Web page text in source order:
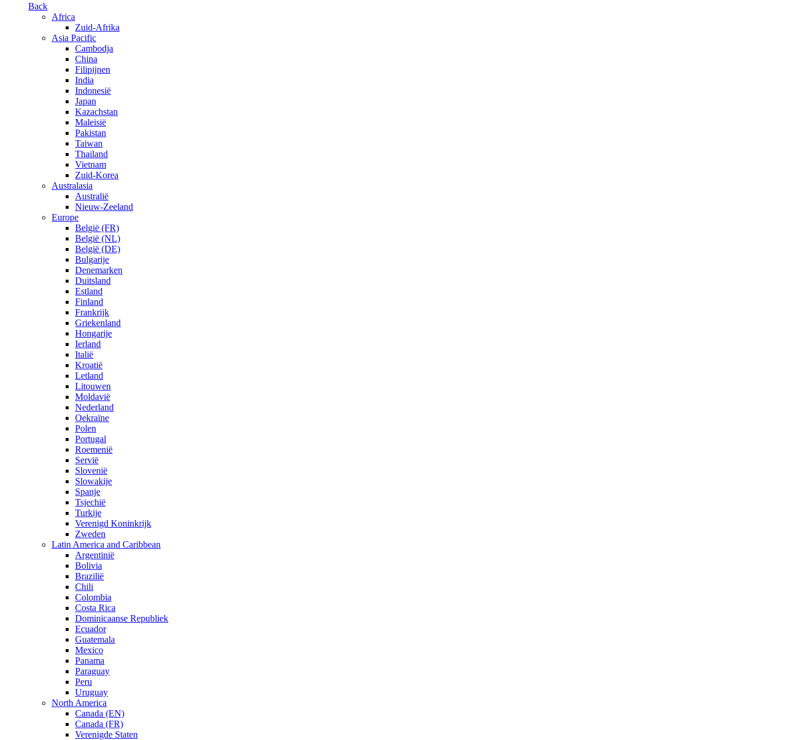
Back
Africa
Zuid-Afrika
Asia Pacific
Cambodja
China
Filipijnen
India
Indonesië
Japan
Kazachstan
Maleisië
Pakistan
Taiwan
Thailand
Vietnam
Zuid-Korea
Australasia
Australië
Nieuw-Zeeland
Europe
België (FR)
België (NL)
België (DE)
Bulgarije
Denemarken
Duitsland
Estland
Finland
Frankrijk
Griekenland
Hongarije
Ierland
Italië
Kroatië
Letland
Litouwen
Moldavië
Nederland
Oekraïne
Polen
Portugal
Roemenië
Servië
Slovenië
Slowakije
Spanje
Tsjechië
Turkije
Verenigd Koninkrijk
Zweden
Latin America and Caribbean
Argentinië
Bolivia
Brazilië
Chili
Colombia
Costa Rica
Dominicaanse Republiek
Ecuador
Guatemala
Mexico
Panama
Paraguay
Peru
Uruguay
North America
Canada (EN)
Canada (FR)
Verenigde Staten